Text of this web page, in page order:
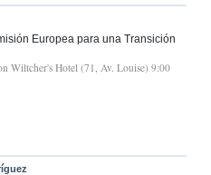
Europea para una Transición
Wiltcher's Hotel (71, Av. Louise) 9:00